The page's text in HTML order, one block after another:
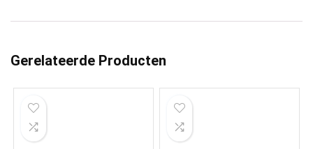
Gerelateerde Producten